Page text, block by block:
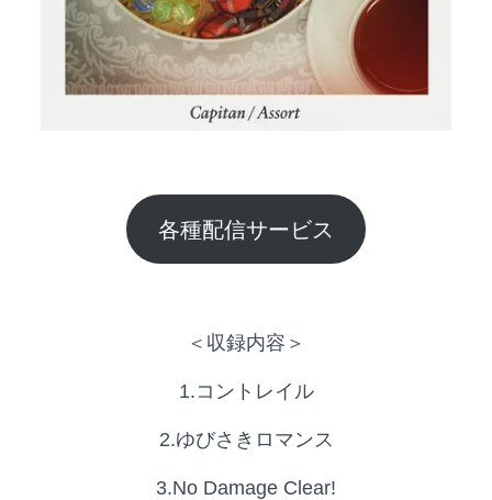
各種配信サービス
＜収録内容＞
1.コントレイル
2.ゆびさきロマンス
3.No Damage Clear!